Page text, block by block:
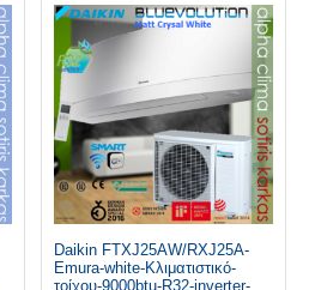
Daikin FTXJ25AW/RXJ25A-
Emura-white-Κλιματιστικό-
τοίχου-9000btu-R32-inverter-